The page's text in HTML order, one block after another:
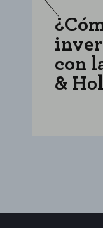
con
&